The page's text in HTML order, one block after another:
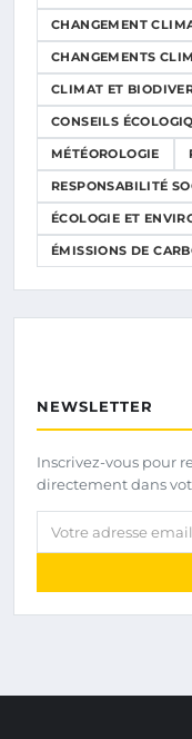
CHANGEMENT
CHANGEMENTS
CLIMAT ET
CONSEILS
MÉTÉOROLOGIE
RESPONSABILITÉ
ÉCOLOGIE ET
ÉMISSIONS DE
NEWSLETTER
Inscrivez-vous pour
directement dans
Votre adresse email